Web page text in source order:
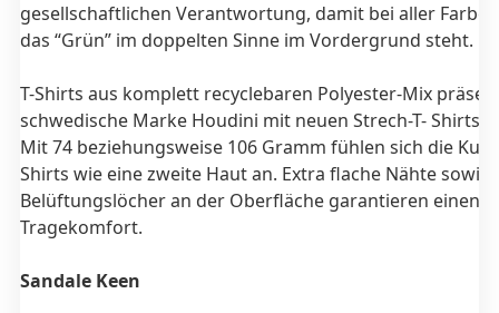
gesellschaftlichen Verantwortung, damit bei aller
das “Grün” im doppelten Sinne im Vordergrund steht.
T-Shirts aus komplett recyclebaren Polyester-Mix
schwedische Marke Houdini mit neuen Strech-T- Shirts
Mit 74 beziehungsweise 106 Gramm fühlen sich die
Shirts wie eine zweite Haut an. Extra flache Nähte sowie
Belüftungslöcher an der Oberfläche garantieren einen
Tragekomfort.
Sandale Keen